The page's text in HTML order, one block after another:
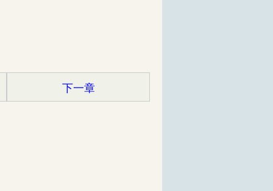
下一章